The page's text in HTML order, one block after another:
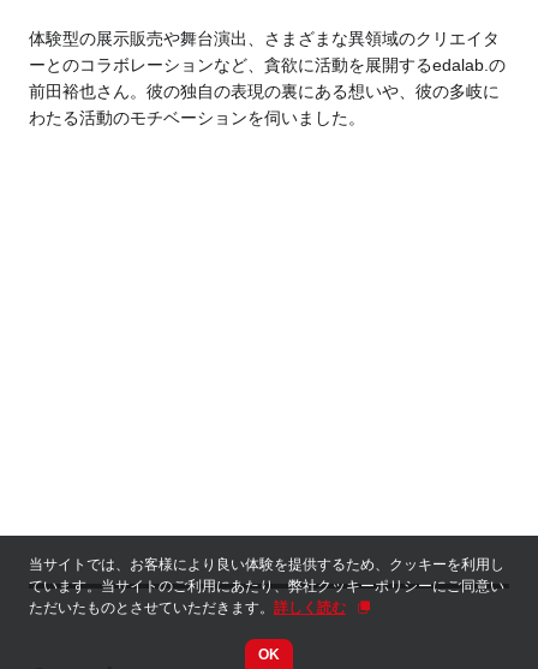
当サイトでは、お客様により良い体験を提供するため、クッキーを利用し
ています。当サイトのご利用にあたり、弊社クッキーポリシーにご同意い
ただいたものとさせていただきます。 詳しく読む
OK
体験型の展示販売や舞台演出、さまざまな異領域のクリエイタ
ーとのコラボレーションなど、貪欲に活動を展開するedalab.の
前田裕也さん。彼の独自の表現の裏にある想いや、彼の多岐に
わたる活動のモチベーションを伺いました。